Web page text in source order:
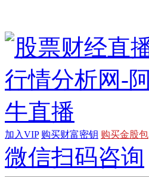
加入VIP 购买财富密钥 购买金股包
微信扫码咨询